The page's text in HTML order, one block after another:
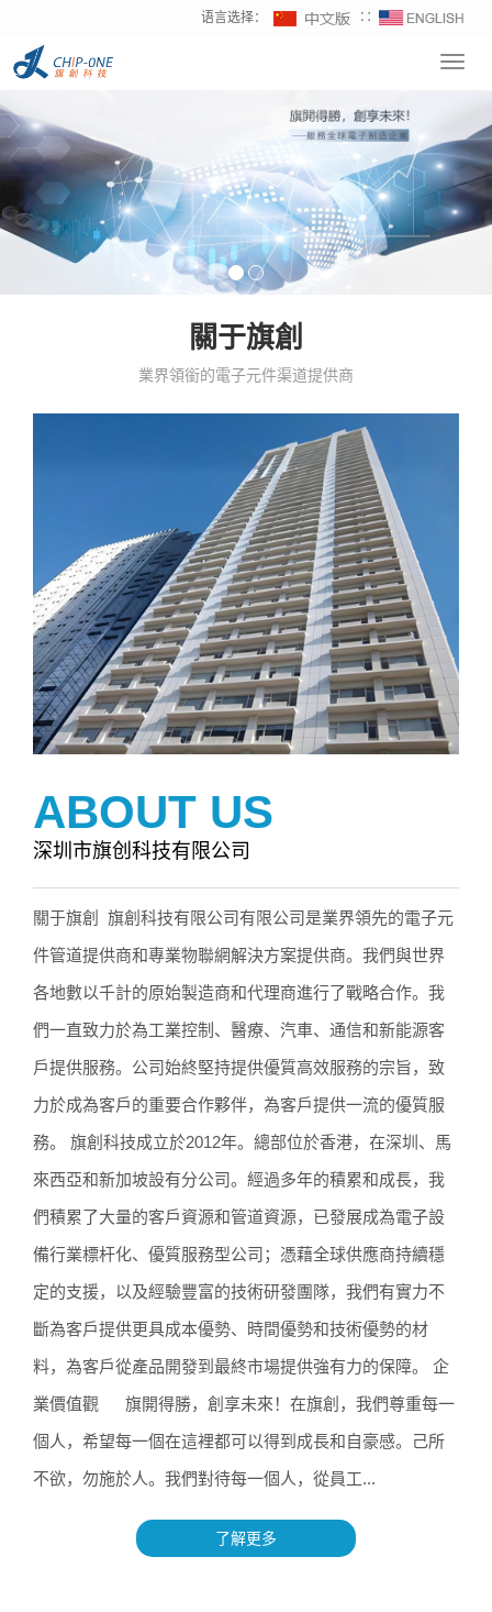
语言选择： ∷
關于旗創
業界領銜的電子元件渠道提供商
ABOUT US
深圳市旗创科技有限公司
關于旗創 旗創科技有限公司有限公司是業界領先的電子元
件管道提供商和專業物聯網解決方案提供商。我們與世界
各地數以千計的原始製造商和代理商進行了戰略合作。我
們一直致力於為工業控制、醫療、汽車、通信和新能源客
戶提供服務。公司始終堅持提供優質高效服務的宗旨，致
力於成為客戶的重要合作夥伴，為客戶提供一流的優質服
務。 旗創科技成立於2012年。總部位於香港，在深圳、馬
來西亞和新加坡設有分公司。經過多年的積累和成長，我
們積累了大量的客戶資源和管道資源，已發展成為電子設
備行業標杆化、優質服務型公司；憑藉全球供應商持續穩
定的支援，以及經驗豐富的技術研發團隊，我們有實力不
斷為客戶提供更具成本優勢、時間優勢和技術優勢的材
料，為客戶從產品開發到最終市場提供強有力的保障。 企
業價值觀 旗開得勝，創享未來！在旗創，我們尊重每一
個人，希望每一個在這裡都可以得到成長和自豪感。己所
不欲，勿施於人。我們對待每一個人，從員工...
了解更多